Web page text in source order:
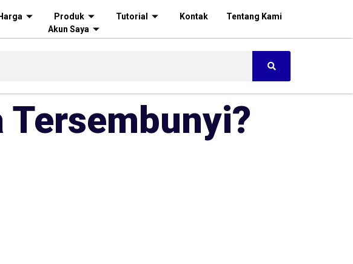
Harga Produk Tutorial Kontak
Tentang Kami
Akun Saya